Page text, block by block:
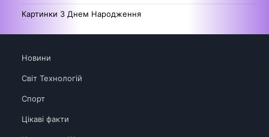
Картинки З Днем Народження
Новини
Світ Технологій
Спорт
Цікаві факти